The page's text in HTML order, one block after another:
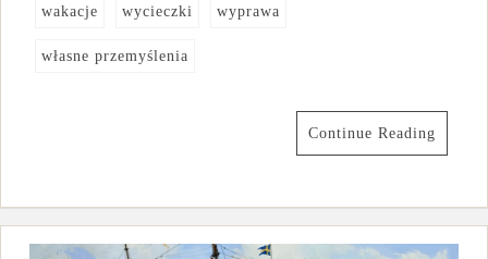
wakacje wycieczki wyprawa
własne przemyślenia
Continue Reading